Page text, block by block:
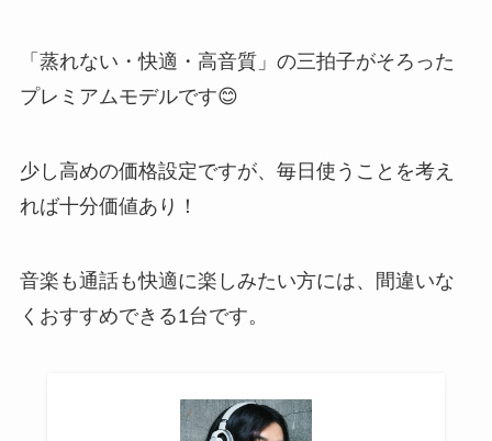
「蒸れない・快適・高音質」の三拍子がそろった
プレミアムモデルです😊
少し高めの価格設定ですが、毎日使うことを考え
れば十分価値あり！
音楽も通話も快適に楽しみたい方には、間違いな
くおすすめできる1台です。